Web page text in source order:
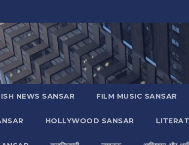
NEWS SANSAR FILM MUSIC SANSAR
HOLLYWOOD SANSAR